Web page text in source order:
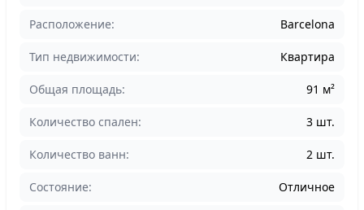
Расположение: Barcelona
Тип недвижимости: Квартира
Общая площадь: 91 м²
Количество спален: 3 шт.
Количество ванн: 2 шт.
Состояние: Отличное